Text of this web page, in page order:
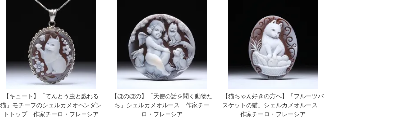
【キュート】「てんとう虫と戯れる
猫」モチーフのシェルカメオペンダン
トトップ 作家チーロ・フレーシア
【ほのぼの】「天使の話を聞く動物た
ち」シェルカメオルース 作家チー
ロ・フレーシア
【猫ちゃん好きの方へ】「フルーツバ
スケットの猫」シェルカメオルース
作家チーロ・フレーシア